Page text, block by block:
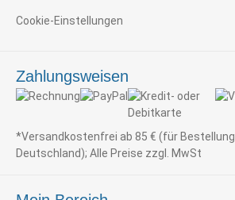
Cookie-Einstellungen
Zahlungsweisen
*Versandkostenfrei ab 85 € (für
Deutschland); Alle Preise zzgl. MwSt